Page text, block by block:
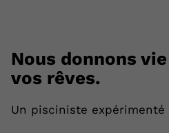
Nous donnons
vos rêves.
Un pisciniste expérimenté